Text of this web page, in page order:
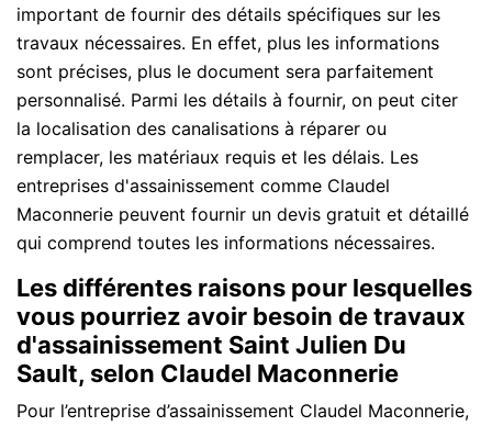
important de fournir des détails spécifiques sur les
travaux nécessaires. En effet, plus les informations
sont précises, plus le document sera parfaitement
personnalisé. Parmi les détails à fournir, on peut citer
la localisation des canalisations à réparer ou
remplacer, les matériaux requis et les délais. Les
entreprises d'assainissement comme Claudel
Maconnerie peuvent fournir un devis gratuit et détaillé
qui comprend toutes les informations nécessaires.
Les différentes raisons pour lesquelles
vous pourriez avoir besoin de travaux
d'assainissement Saint Julien Du
Sault, selon Claudel Maconnerie
Pour l’entreprise d’assainissement Claudel Maconnerie,